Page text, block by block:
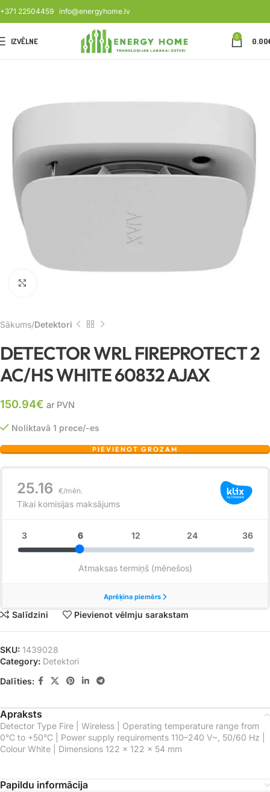
+371 22504459 info@energyhome.lv
IZVĒLNE 0 0.00
Sākums Detektori
DETECTOR WRL FIREPROTECT 2
AC/HS WHITE 60832 AJAX
150.94€ ar PVN
Noliktavā 1 prece/-es
PIEVIENOT GROZAM
Salīdzini Pievienot vēlmju sarakstam
SKU: 1439028
Category: Detektori
Dalīties:
Apraksts
Detector Type Fire | Wireless | Operating temperature range from
0°С to +50°С | Power supply requirements 110–240 V~, 50/60 Hz |
Colour White | Dimensions 122 × 122 × 54 mm
Papildu informācija